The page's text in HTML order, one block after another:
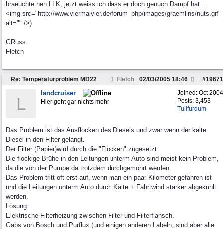
braeuchte nen LLK, jetzt weiss ich dass er doch genuch Dampf hat....
<img src="http://www.viermalvier.de/forum_php/images/graemlins/nuts.gif"
alt="" />)
GRuss
Fletch
Re: Temperaturproblem MD22 Fletch #19671
02/03/2005 18:46
Joined: Oct 2004
Posts: 3,453
Tulifurdum
L
landcruiser
Hier geht gar nichts mehr
Das Problem ist das Ausflocken des Diesels und zwar wenn der kalte
Diesel in den Filter gelangt.
Der Filter (Papier)wird durch die "Flocken" zugesetzt.
Die flockige Brühe in den Leitungen unterm Auto sind meist kein Problem,
da die von der Pumpe da trotzdem durchgemöhrt werden.
Das Problem tritt oft erst auf, wenn man ein paar Kilometer gefahren ist
und die Leitungen unterm Auto durch Kälte + Fahrtwind stärker abgekühlt
werden.
Lösung:
Elektrische Filterheizung zwischen Filter und Filterflansch.
Gabs von Bosch und Purflux (und einigen anderen Labeln, sind aber alle